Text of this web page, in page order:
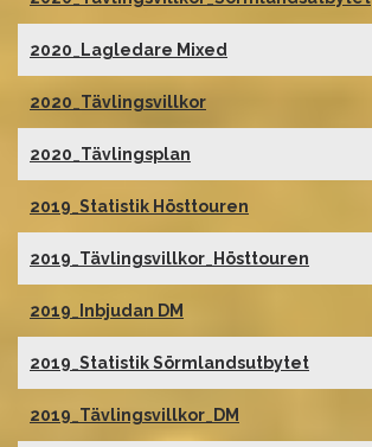
2020_Lagledare Mixed
2020_Tävlingsvillkor
2020_Tävlingsplan
2019_Statistik Hösttouren
2019_Tävlingsvillkor_Hösttouren
2019_Inbjudan DM
2019_Statistik Sörmlandsutbytet
2019_Tävlingsvillkor_DM